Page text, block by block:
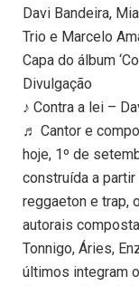
Davi Bandeira,
Trio e Marcelo
Capa do álbum
Divulgação
♪ Contra a lei –
♬ Cantor e
hoje, 1º de
construída a
reggaeton e trap,
autorais
Tonnigo, Áries,
últimos integram